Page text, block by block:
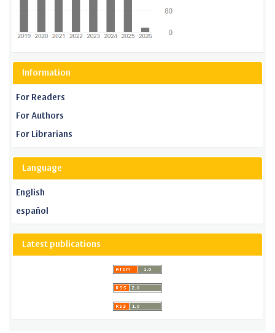
Information
For Readers
For Authors
For Librarians
Language
English
español
Latest publications